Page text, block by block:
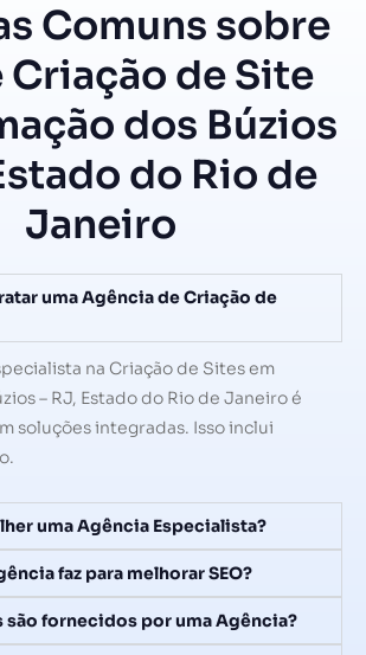
Comuns sobre
Criação de Site
dos Búzios
do Rio de
Janeiro
uma Agência de Criação de
na Criação de Sites em
– RJ, Estado do Rio de Janeiro é
soluções integradas. Isso inclui
uma Agência Especialista?
faz para melhorar SEO?
são fornecidos por uma Agência?